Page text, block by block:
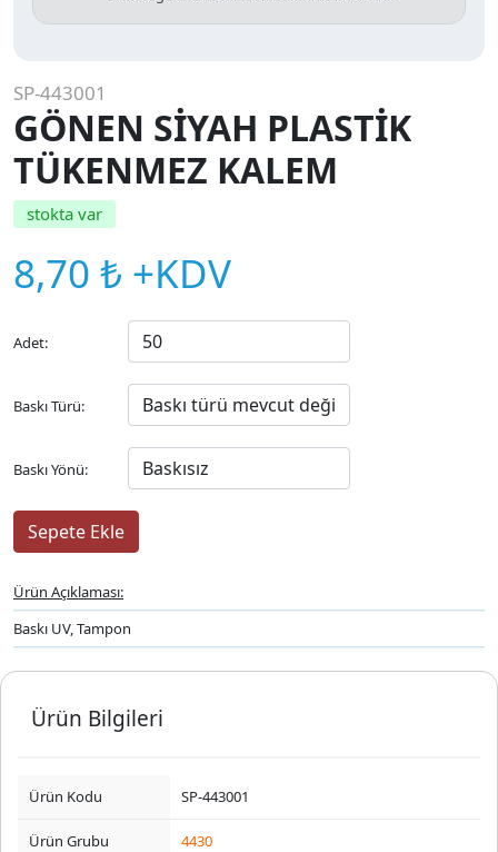
SP-443001
GÖNEN SİYAH PLASTİK
TÜKENMEZ KALEM
stokta var
8,70 ₺ +KDV
Adet:
Baskı Türü:
Baskı Yönü:
Ürün Açıklaması:
Baskı UV, Tampon
Ürün Bilgileri
Ürün Kodu SP-443001
Ürün Grubu 4430